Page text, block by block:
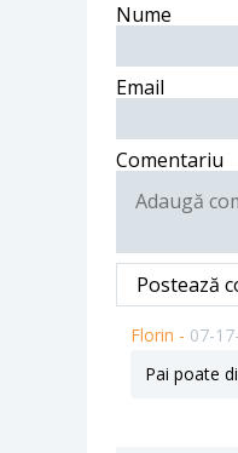
Nume
Email
Comentariu
Postează
Florin - 07-
Pai poate